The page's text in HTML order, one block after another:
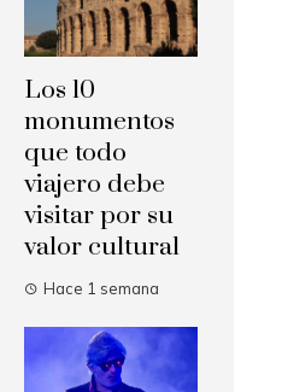
Los 10
monumentos
que todo
viajero debe
visitar por su
valor cultural
Hace 1 semana